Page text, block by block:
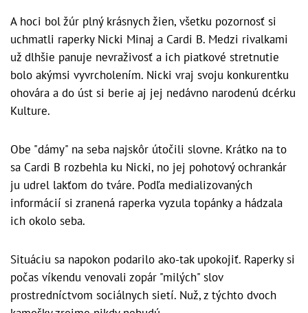
A hoci bol žúr plný krásnych žien, všetku pozornosť si
uchmatli raperky Nicki Minaj a Cardi B. Medzi rivalkami
už dlhšie panuje nevraživosť a ich piatkové stretnutie
bolo akýmsi vyvrcholením. Nicki vraj svoju konkurentku
ohovára a do úst si berie aj jej nedávno narodenú dcérku
Kulture.
Obe "dámy" na seba najskôr útočili slovne. Krátko na to
sa Cardi B rozbehla ku Nicki, no jej pohotový ochrankár
ju udrel lakťom do tváre. Podľa medializovaných
informácií si zranená raperka vyzula topánky a hádzala
ich okolo seba.
Situáciu sa napokon podarilo ako-tak upokojiť. Raperky si
počas víkendu venovali zopár "milých" slov
prostredníctvom sociálnych sietí. Nuž, z týchto dvoch